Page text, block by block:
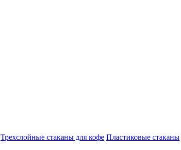
Трехслойные стаканы для кофе Пластиковые стаканы